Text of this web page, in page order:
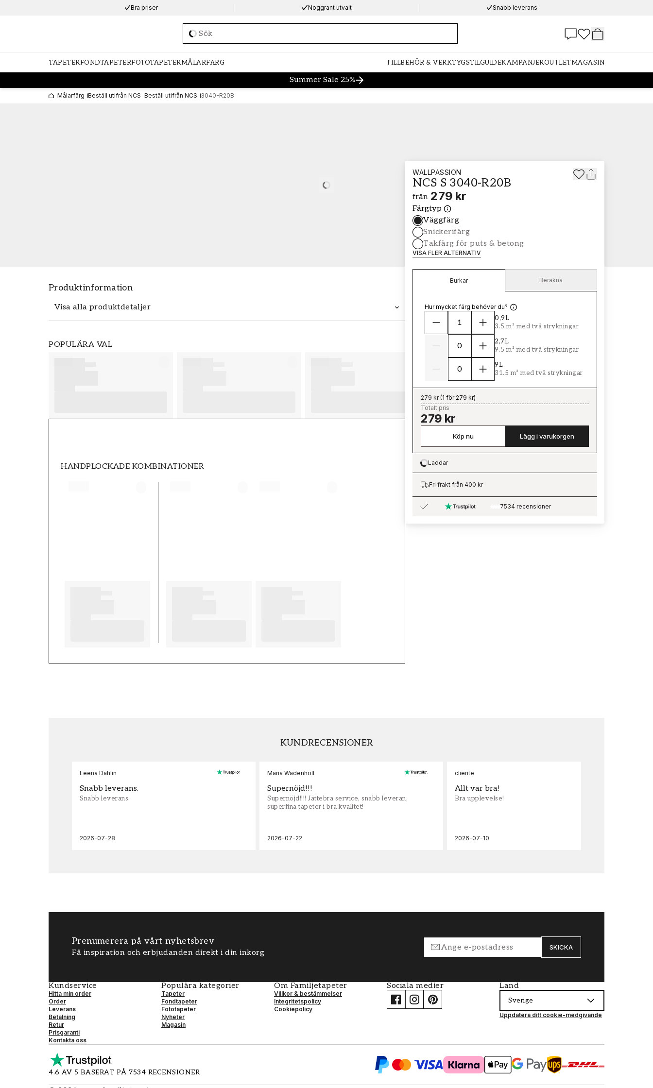
Bra priser Noggrant utvalt Snabb leverans
Loading…
TAPETERFONDTAPETERFOTOTAPETERMÅLARFÄRG TILLBEHÖR & VERKTYGSTILGUIDEKAMPANJEROUTLETMAGASIN
Summer Sale 25%
Målarfärg Beställ utifrån NCS Beställ utifrån NCS 3040-R20B
Loading…
Produktinformation
Visa alla produktdetaljer
POPULÄRA VAL
HANDPLOCKADE KOMBINATIONER
WALLPASSION
NCS S 3040-R20B
från 279 kr
Färgtyp
Väggfärg
Snickerifärg
Takfärg för puts & betong
VISA FLER ALTERNATIV
Burkar Beräkna
Hur mycket färg behöver du?
0,9L
3.5 m² med två strykningar
2,7L
9.5 m² med två strykningar
9L
31.5 m² med två strykningar
279 kr(1 för 279 kr)
Totalt pris
279 kr
Köp nu Lägg i varukorgen
Loading…
Laddar
Fri frakt från 400 kr
7534 recensioner
KUNDRECENSIONER
Leena Dahlin
Snabb leverans.
Snabb leverans.
2026-07-28
Maria Wadenholt
Supernöjd!!!
Supernöjd!!!! Jättebra service, snabb leveran,
superfina tapeter i bra kvalitet!
2026-07-22
cliente
Allt var bra!
Bra upplevelse!
2026-07-10
Prenumerera på vårt nyhetsbrev
Få inspiration och erbjudanden direkt i din inkorg
SKICKA
Kundservice
Hitta min order
Order
Leverans
Betalning
Retur
Prisgaranti
Kontakta oss
Populära kategorier
Tapeter
Fondtapeter
Fototapeter
Nyheter
Magasin
Om Familjetapeter
Villkor & bestämmelser
Integritetspolicy
Cookiepolicy
Sociala medier Land
Sverige
Uppdatera ditt cookie-medgivande
4.6 AV 5 BASERAT PÅ 7534 RECENSIONER